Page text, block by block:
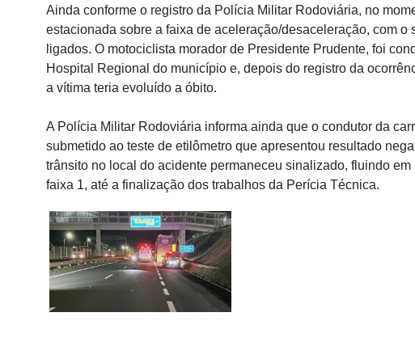
Ainda conforme o registro da Polícia Militar Rodoviária, no
estacionada sobre a faixa de aceleração/desaceleração, com o
ligados. O motociclista morador de Presidente Prudente, foi
Hospital Regional do município e, depois do registro da
a vítima teria evoluído a óbito.
A Polícia Militar Rodoviária informa ainda que o condutor da
submetido ao teste de etilômetro que apresentou resultado
trânsito no local do acidente permaneceu sinalizado, fluindo
faixa 1, até a finalização dos trabalhos da Perícia Técnica.